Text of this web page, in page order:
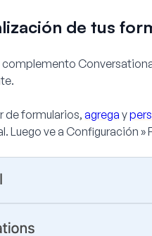
de tus
complemento
de formularios, agrega y
Luego ve a Configuración »